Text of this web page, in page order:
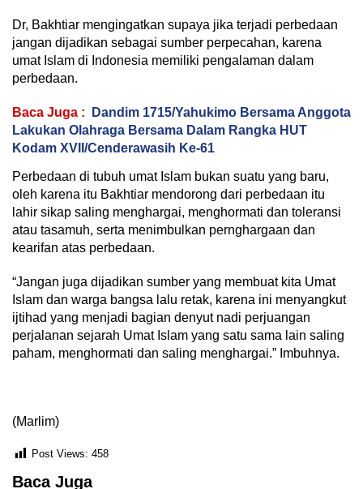
Dr, Bakhtiar mengingatkan supaya jika terjadi perbedaan
jangan dijadikan sebagai sumber perpecahan, karena
umat Islam di Indonesia memiliki pengalaman dalam
perbedaan.
Baca Juga :
Dandim 1715/Yahukimo Bersama Anggota
Lakukan Olahraga Bersama Dalam Rangka HUT
Kodam XVII/Cenderawasih Ke-61
Perbedaan di tubuh umat Islam bukan suatu yang baru,
oleh karena itu Bakhtiar mendorong dari perbedaan itu
lahir sikap saling menghargai, menghormati dan toleransi
atau tasamuh, serta menimbulkan pernghargaan dan
kearifan atas perbedaan.
“Jangan juga dijadikan sumber yang membuat kita Umat
Islam dan warga bangsa lalu retak, karena ini menyangkut
ijtihad yang menjadi bagian denyut nadi perjuangan
perjalanan sejarah Umat Islam yang satu sama lain saling
paham, menghormati dan saling menghargai.” Imbuhnya.
(Marlim)
Post Views: 458
Baca Juga